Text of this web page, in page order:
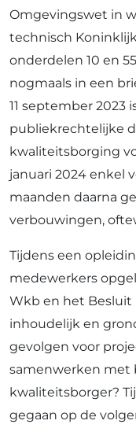
Omgevingswet in
technisch
onderdelen 10 en
nogmaals in een
11 september
publiekrechtelijke
kwaliteitsborging
januari 2024 enkel
maanden daarna
verbouwingen,
Tijdens een
medewerkers
Wkb en het
inhoudelijk en
gevolgen voor
samenwerken met
kwaliteitsborger?
gegaan op de